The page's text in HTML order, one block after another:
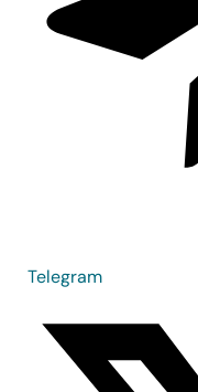
Telegram